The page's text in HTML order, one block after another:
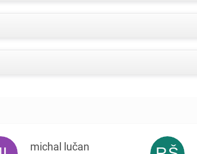
michal lučan